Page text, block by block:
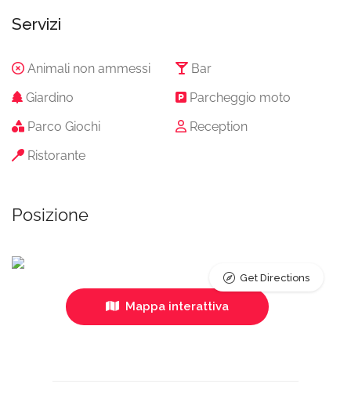
Servizi
Animali non ammessi
Bar
Giardino
Parcheggio moto
Parco Giochi
Reception
Ristorante
Posizione
Mappa interattiva
Get Directions